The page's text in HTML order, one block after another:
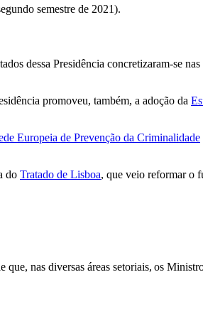
semestre de 2021).
dessa Presidência concretizaram-se nas
promoveu, também, a adoção da
Europeia de Prevenção da Criminalidade
do Tratado de Lisboa, que veio reformar o
nas diversas áreas setoriais, os